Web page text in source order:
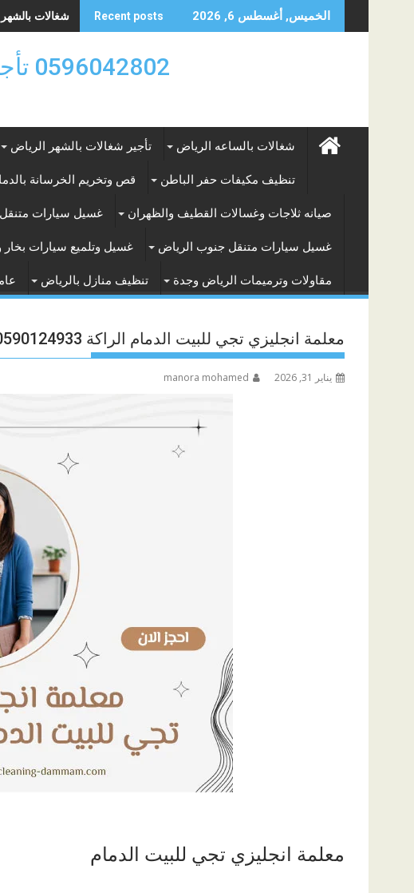
to
الخميس, أغسطس 6, 2026 Recent posts شغالات بالشهر جده
0596042802 تأجير العماله المنزليه بالساعه والشهر بالرياض
شغالات بالساعه الرياض تأجير شغالات بالشهر الرياض
تنظيف مكيفات حفر الباطن قص وتخريم الخرسانة
صيانه ثلاجات وغسالات القطيف والظهران غسيل سيارات
غسيل سيارات متنقل جنوب الرياض غسيل وتلميع سيارات
مقاولات وترميمات الرياض وجدة تنظيف منازل بالرياض
معلمة انجليزي تجي للبيت الدمام الراكة 0590124933
يناير 31, 2026 manora mohamed
معلمة انجليزي تجي للبيت الدمام